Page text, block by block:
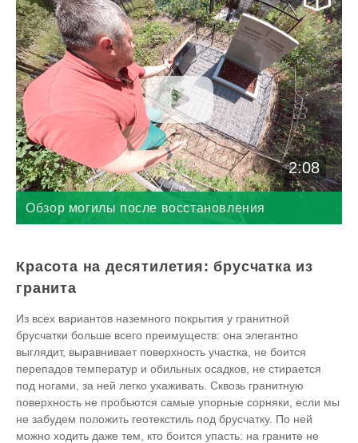
2:08
Обзор могилы после восстановления
Красота на десятилетия: брусчатка из
гранита
Из всех вариантов наземного покрытия у гранитной
брусчатки больше всего преимуществ: она элегантно
выглядит, выравнивает поверхность участка, не боится
перепадов температур и обильных осадков, не стирается
под ногами, за ней легко ухаживать. Сквозь гранитную
поверхность не пробьются самые упорные сорняки, если мы
не забудем положить геотекстиль под брусчатку. По ней
можно ходить даже тем, кто боится упасть: на граните не